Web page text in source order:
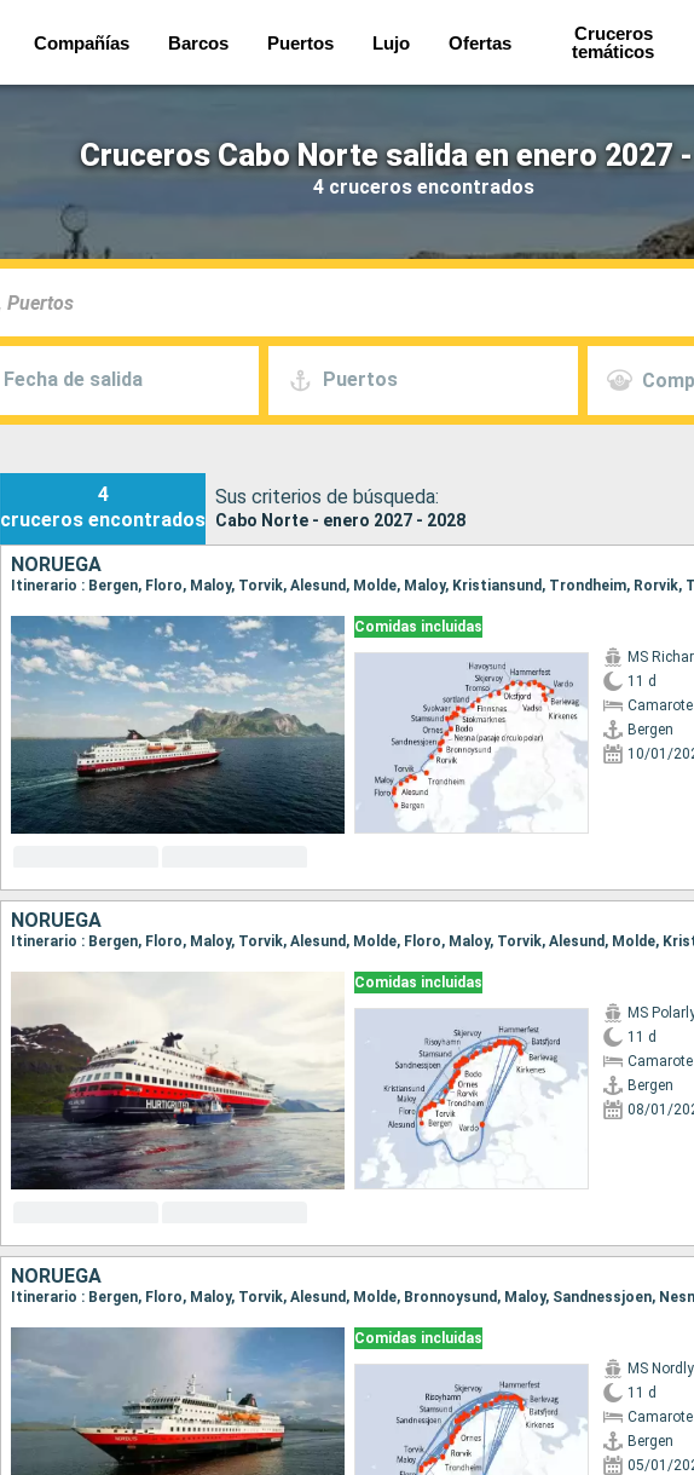
Compañías Barcos Puertos Lujo Ofertas
Cruceros
temáticos
Cruceros Cabo Norte salida en enero 2027
4 cruceros encontrados
Fecha de salida Puertos
4
cruceros encontrados
Sus criterios de búsqueda:
Cabo Norte - enero 2027 - 2028
NORUEGA
Comidas incluidas
MS
11 d
Bergen
10/01/
NORUEGA
Comidas incluidas
MS
11 d
Bergen
08/01/
NORUEGA
Comidas incluidas
MS
11 d
Bergen
05/01/